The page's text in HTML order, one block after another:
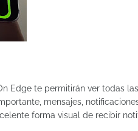
Edge te permitirán ver todas
mensajes,
forma visual de recibir